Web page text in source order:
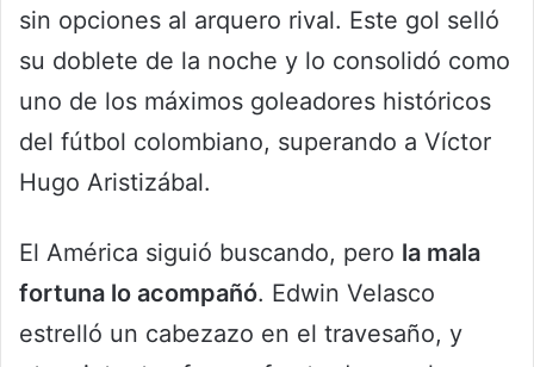
sin opciones al arquero rival. Este gol selló
su doblete de la noche y lo consolidó como
uno de los máximos goleadores históricos
del fútbol colombiano, superando a Víctor
Hugo Aristizábal.
El América siguió buscando, pero la mala
fortuna lo acompañó. Edwin Velasco
estrelló un cabezazo en el travesaño, y